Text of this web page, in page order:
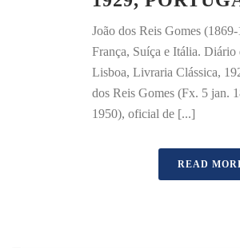
João dos Reis Gomes
França, Suíça e Itália. Diário
Lisboa, Livraria Clássica,
dos Reis Gomes (Fx. 5 jan.
1950), oficial de [...]
READ